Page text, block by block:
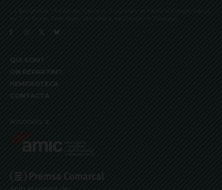
La Bonanova, Monterols, Galvany, Turó Parc, el Farró, el Putxet, Sarrià,
les Tres Torres, Pedralbes, Vallvidrera, les Planes i el Tibidabo
QUI SOM?
ON REPARTIM?
HEMEROTECA
CONTACTA
Associats a: